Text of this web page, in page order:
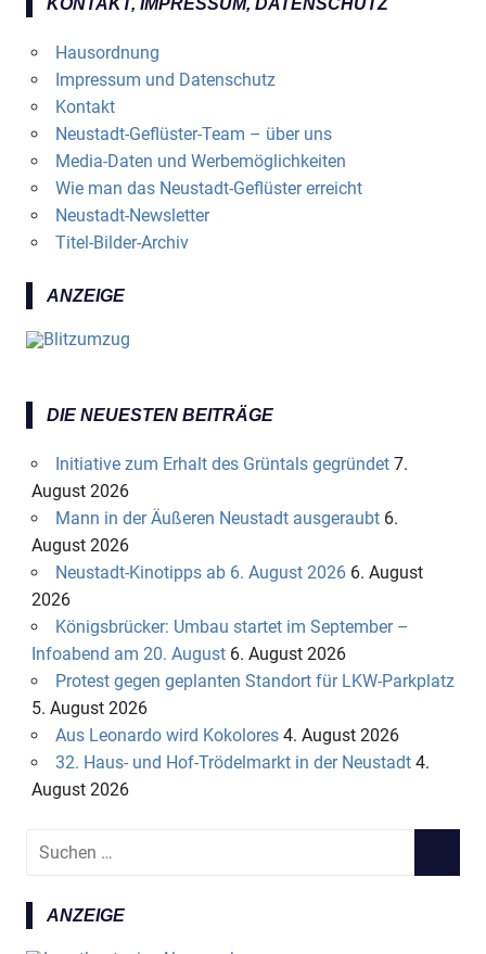
KONTAKT, IMPRESSUM, DATENSCHUTZ
Hausordnung
Impressum und Datenschutz
Kontakt
Neustadt-Geflüster-Team – über uns
Media-Daten und Werbemöglichkeiten
Wie man das Neustadt-Geflüster erreicht
Neustadt-Newsletter
Titel-Bilder-Archiv
ANZEIGE
DIE NEUESTEN BEITRÄGE
Initiative zum Erhalt des Grüntals gegründet 7.
August 2026
Mann in der Äußeren Neustadt ausgeraubt 6.
August 2026
Neustadt-Kinotipps ab 6. August 2026 6. August
2026
Königsbrücker: Umbau startet im September –
Infoabend am 20. August 6. August 2026
Protest gegen geplanten Standort für LKW-Parkplatz
5. August 2026
Aus Leonardo wird Kokolores 4. August 2026
32. Haus- und Hof-Trödelmarkt in der Neustadt 4.
August 2026
c
h
ANZEIGE